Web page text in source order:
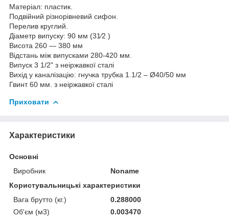
Матеріал: пластик.
Подвійний різнорівневий сифон.
Перелив круглий.
Діаметр випуску: 90 мм (31⁄2 )
Висота 260 — 380 мм
Відстань між випусками 280-420 мм.
Випуск 3 1/2" з неіржавкої сталі
Вихід у каналізацію: гнучка трубка 1.1/2 – Ø40/50 мм
Гвинт 60 мм. з неіржавкої сталі
Приховати
Характеристики
Основні
Виробник
Noname
Користувальницькі характеристики
Вага брутто (кг.)
0.288000
Об'єм (м3)
0.003470